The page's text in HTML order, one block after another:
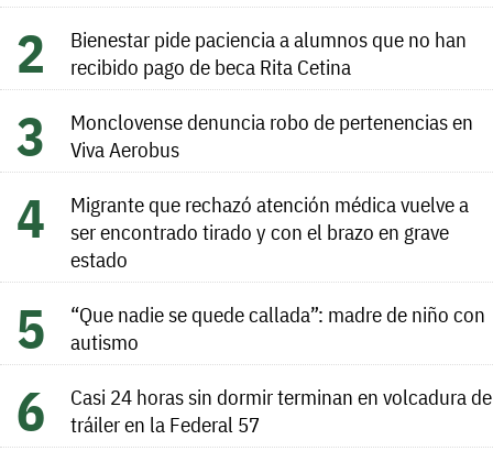
Bienestar pide paciencia a alumnos que no han
recibido pago de beca Rita Cetina
Monclovense denuncia robo de pertenencias en
Viva Aerobus
Migrante que rechazó atención médica vuelve a
ser encontrado tirado y con el brazo en grave
estado
“Que nadie se quede callada”: madre de niño con
autismo
Casi 24 horas sin dormir terminan en volcadura de
tráiler en la Federal 57